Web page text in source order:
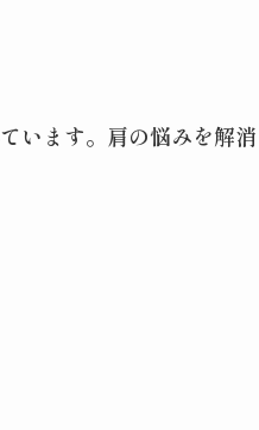
います。肩の悩みを解